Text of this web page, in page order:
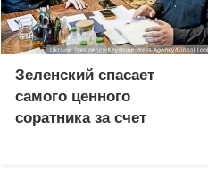
Зеленский спасает
самого ценного
соратника за счет